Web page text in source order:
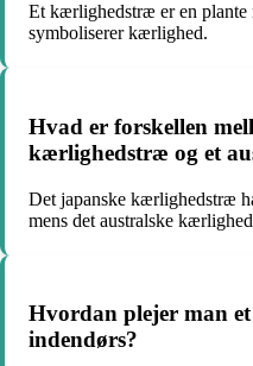
Et kærlighedstræ er en plante
symboliserer kærlighed.
Hvad er forskellen
kærlighedstræ og et
Det japanske kærlighedstræ
mens det australske
Hvordan plejer man
indendørs?